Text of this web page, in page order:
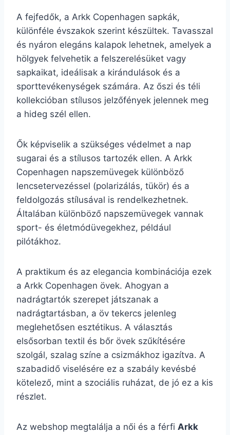
A fejfedők, a Arkk Copenhagen sapkák,
különféle évszakok szerint készültek. Tavasszal
és nyáron elegáns kalapok lehetnek, amelyek a
hölgyek felvehetik a felszerelésüket vagy
sapkaikat, ideálisak a kirándulások és a
sporttevékenységek számára. Az őszi és téli
kollekcióban stílusos jelzőfények jelennek meg
a hideg szél ellen.
Ők képviselik a szükséges védelmet a nap
sugarai és a stílusos tartozék ellen. A Arkk
Copenhagen napszemüvegek különböző
lencsetervezéssel (polarizálás, tükör) és a
feldolgozás stílusával is rendelkezhetnek.
Általában különböző napszemüvegek vannak
sport- és életmódüvegekhez, például
pilótákhoz.
A praktikum és az elegancia kombinációja ezek
a Arkk Copenhagen övek. Ahogyan a
nadrágtartók szerepet játszanak a
nadrágtartásban, a öv tekercs jelenleg
meglehetősen esztétikus. A választás
elsősorban textil és bőr övek szűkítésére
szolgál, szalag színe a csizmákhoz igazítva. A
szabadidő viselésére ez a szabály kevésbé
kötelező, mint a szociális ruházat, de jó ez a kis
részlet.
Az webshop megtalálja a női és a férfi Arkk